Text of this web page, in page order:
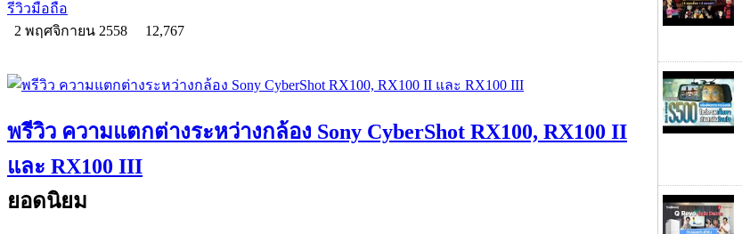
รีวิวมือถือ
2 พฤศจิกายน 2558
12,767
พรีวิว ความแตกต่างระหว่างกล้อง Sony CyberShot RX100, RX100 II
และ RX100 III
ยอดนิยม